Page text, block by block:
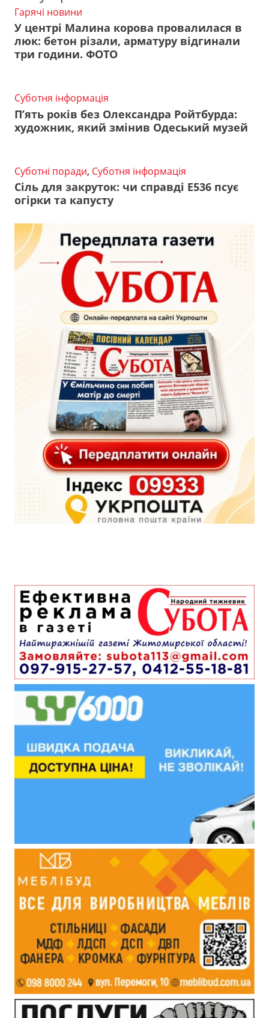
Гарячі новини
У центрі Малина корова провалилася в
люк: бетон різали, арматуру відгинали
три години. ФОТО
Суботня інформація
П’ять років без Олександра Ройтбурда:
художник, який змінив Одеський музей
Суботні поради, Суботня інформація
Сіль для закруток: чи справді Е536 псує
огірки та капусту